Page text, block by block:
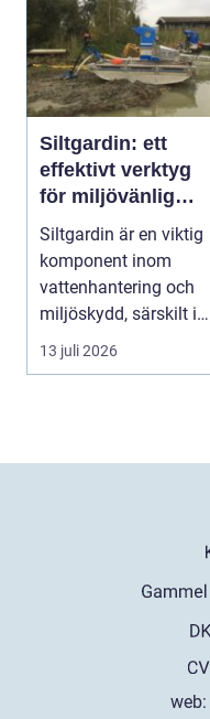
Siltgardin: ett
effektivt verktyg
för miljövänlig
vattenhantering
Siltgardin är en viktig
komponent inom
vattenhantering och
miljöskydd, särskilt i
verksamheter som i...
13 juli 2026
web: